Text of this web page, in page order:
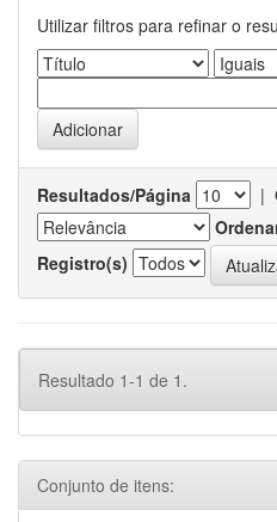
Utilizar filtros para refinar o
Resultados/Página |
Registro(s)
Resultado 1-1 de 1.
Conjunto de itens: